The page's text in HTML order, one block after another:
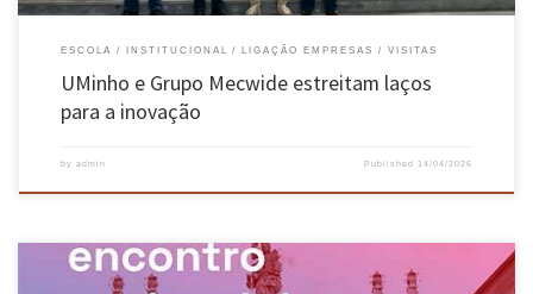
ESCOLA INSTITUCIONAL LIGAÇÃO EMPRESAS VISITAS
UMinho e Grupo Mecwide estreitam laços
para a inovação
by admin Published 14/04/2026